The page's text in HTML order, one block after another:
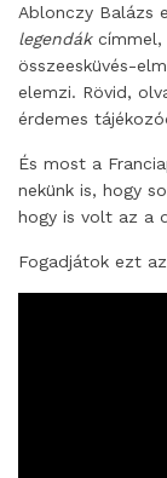
Ablonczy Balázs
legendákcímmel,
összeesküvés-
elemzi. Rövid,
érdemes
És most a
nekünk is, hogy
hogy is volt az a
Fogadjátok ezt